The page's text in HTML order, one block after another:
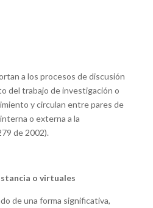
a los procesos de discusión
del trabajo de investigación o
y circulan entre pares de
o externa a la
de 2002).
o virtuales
de una forma significativa,